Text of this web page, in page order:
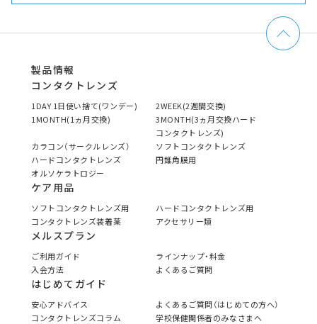
製品情報
コンタクトレンズ
1DAY 1日使い捨て(ワンデー)
2WEEK(2週間交換)
1MONTH(1ヵ月交換)
3MONTH(3ヵ月交換ハード
コンタクトレンズ)
カラコン（サークルレンズ）
ソフトコンタクトレンズ
ハードコンタクトレンズ
円錐角膜用
オルソケラトロジー
ケア用品
ソフトコンタクトレンズ用
ハードコンタクトレンズ用
コンタクトレンズ装着薬
アクセサリー類
メルスプラン
ご利用ガイド
ラインナップ・料金
入会方法
よくあるご質問
はじめてガイド
安心アドバイス
よくあるご質問（はじめての方へ）
コンタクトレンズコラム
学校保健関係者のみなさまへ